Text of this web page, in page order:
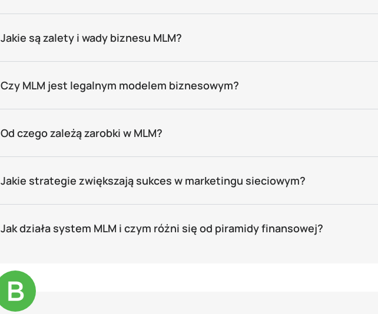
Jakie są zalety i wady biznesu MLM?
Czy MLM jest legalnym modelem biznesowym?
Od czego zależą zarobki w MLM?
Jakie strategie zwiększają sukces w marketingu sieciowym?
Jak działa system MLM i czym różni się od piramidy finansowej?